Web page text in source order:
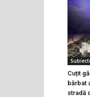
Cuțit
bărbat
stradă